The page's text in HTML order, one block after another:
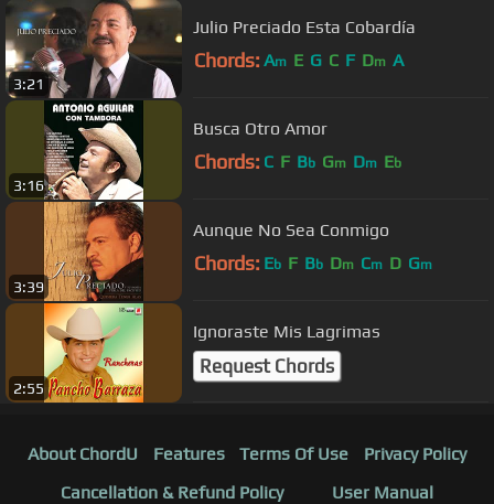
3:21
Julio Preciado Esta Cobardía
Chords: Am E G C F Dm A
3:16
Busca Otro Amor
Chords: C F Bb Gm Dm Eb
3:39
Aunque No Sea Conmigo
Chords: Eb F Bb Dm Cm D Gm
2:55
Ignoraste Mis Lagrimas
Request Chords
About ChordU Features Terms Of Use
Privacy Policy
Cancellation & Refund Policy
User Manual